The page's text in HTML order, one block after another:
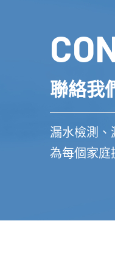
聯絡我
漏水檢測、
為每個家庭